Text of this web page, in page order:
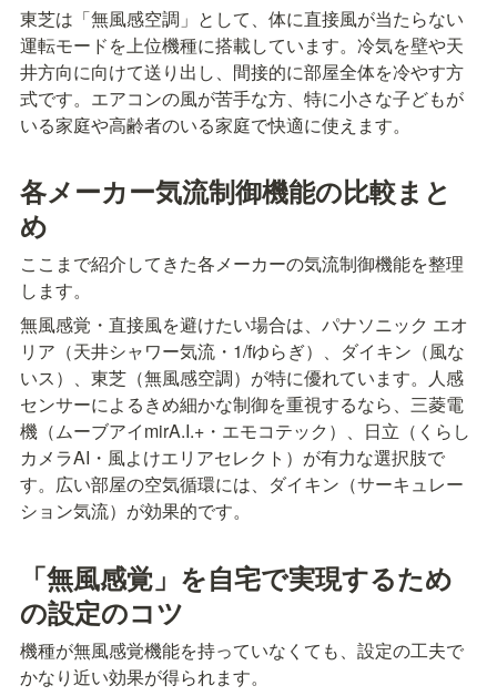
東芝は「無風感空調」として、体に直接風が当たらない
運転モードを上位機種に搭載しています。冷気を壁や天
井方向に向けて送り出し、間接的に部屋全体を冷やす方
式です。エアコンの風が苦手な方、特に小さな子どもが
いる家庭や高齢者のいる家庭で快適に使えます。
各メーカー気流制御機能の比較まと
め
ここまで紹介してきた各メーカーの気流制御機能を整理
します。
無風感覚・直接風を避けたい場合は、パナソニック エオ
リア（天井シャワー気流・1/fゆらぎ）、ダイキン（風な
いス）、東芝（無風感空調）が特に優れています。人感
センサーによるきめ細かな制御を重視するなら、三菱電
機（ムーブアイmirA.I.+・エモコテック）、日立（くらし
カメラAI・風よけエリアセレクト）が有力な選択肢で
す。広い部屋の空気循環には、ダイキン（サーキュレー
ション気流）が効果的です。
「無風感覚」を自宅で実現するため
の設定のコツ
機種が無風感覚機能を持っていなくても、設定の工夫で
かなり近い効果が得られます。